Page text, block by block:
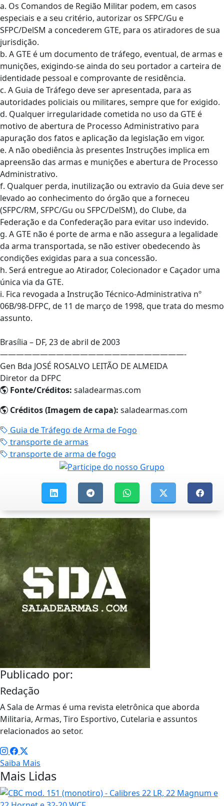
a. Os Comandos de Região Militar podem, em casos
especiais e a seu critério, autorizar os SFPC/Gu e
SFPC/DelSM a concederem GTE, para os atiradores de sua
jurisdição.
b. A GTE é um documento de tráfego, eventual, de armas e
munições, exigindo-se ainda do seu portador a carteira de
identidade pessoal e comprovante de residência.
c. A Guia de Tráfego deve ser apresentada, para as
autoridades policiais ou militares, sempre que for exigido.
d. Qualquer irregularidade cometida no uso da GTE é
motivo de abertura de Processo Administrativo para
apuração dos fatos e aplicação da legislação em vigor.
e. A não obediência às presentes Instruções implica em
apreensão das armas e munições e abertura de Processo
Administrativo.
f. Qualquer perda, inutilização ou extravio da Guia deve ser
levado ao conhecimento do órgão que a forneceu
(SFPC/RM, SFPC/Gu ou SFPC/DelSM), do Clube, da
Federação e da Confederação para evitar uso indevido.
g. A GTE não é porte de arma e não assegura a legalidade
da arma transportada, se não estiver obedecendo às
condições exigidas para a sua concessão.
h. Será entregue ao Atirador, Colecionador e Caçador uma
única via da GTE.
i. Fica revogada a Instrução Técnico-Administrativa nº
06B/98-DFPC, de 11 de março de 1998, que trata do mesmo
assunto.
Brasília – DF, 23 de abril de 2003
———————————————————————-
Gen Bda JOSÉ ROSALVO LEITÃO DE ALMEIDA
Diretor da DFPC
Fonte/Créditos: saladearmas.com
Créditos (Imagem de capa): saladearmas.com
Guia de Tráfego de Arma de Fogo
transporte de armas
transporte de arma de fogo
Publicado por:
Redação
A Sala de Armas é uma revista eletrônica que aborda
Militaria, Armas, Tiro Esportivo, Cutelaria e assuntos
relacionados ao setor.
Saiba Mais
Mais Lidas